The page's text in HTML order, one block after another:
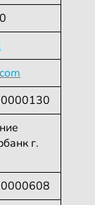
г.